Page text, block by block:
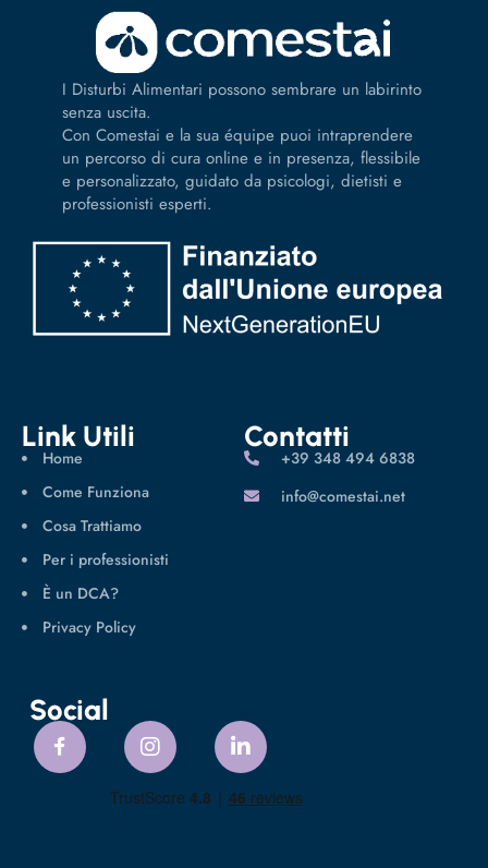
I Disturbi Alimentari possono sembrare un labirinto
senza uscita.
Con Comestai e la sua équipe puoi intraprendere
un percorso di cura online e in presenza, flessibile
e personalizzato, guidato da psicologi, dietisti e
professionisti esperti.
Link Utili
Home
Come Funziona
Cosa Trattiamo
Per i professionisti
È un DCA?
Privacy Policy
Contatti
‪+39 348 494 6838
info@comestai.net
Social